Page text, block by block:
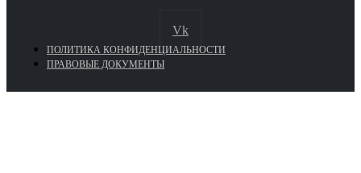
Vk
ПОЛИТИКА КОНФИДЕНЦИАЛЬНОСТИ
ПРАВОВЫЕ ДОКУМЕНТЫ